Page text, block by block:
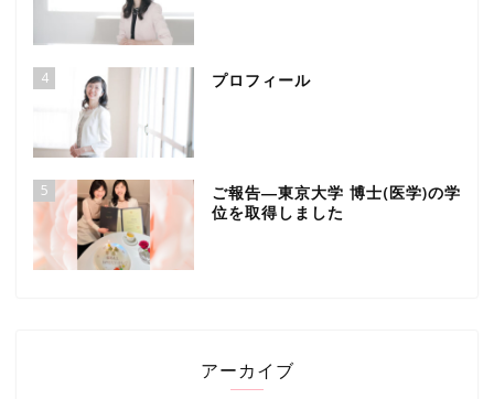
4 プロフィール
5
ご報告―東京大学 博士(医学)の学
位を取得しました
アーカイブ